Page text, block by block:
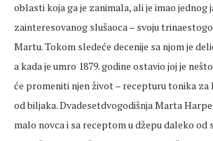
oblasti koja ga je zanimala, ali je imao jednog
zainteresovanog slušaoca – svoju
Martu. Tokom sledeće decenije sa njom je
a kada je umro 1879. godine ostavio joj je
će promeniti njen život – recepturu tonika za
od biljaka. Dvadesetdvogodišnja Marta
malo novca i sa receptom u džepu daleko od